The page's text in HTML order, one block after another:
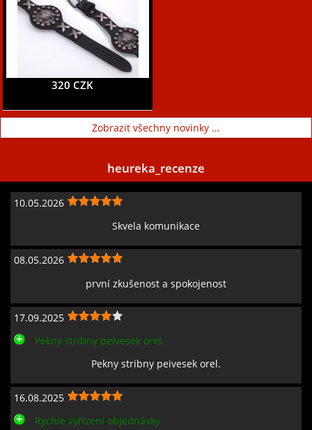
320 CZK
Zobrazit všechny novinky ...
heureka_recenze
10.05.2026
Skvela komunikace
08.05.2026
první zkušenost a spokojenost
17.09.2025
Pekny stribny peivesek orel.
Pekny stribny peivesek orel.
16.08.2025
Rychle vyřízení objednávky